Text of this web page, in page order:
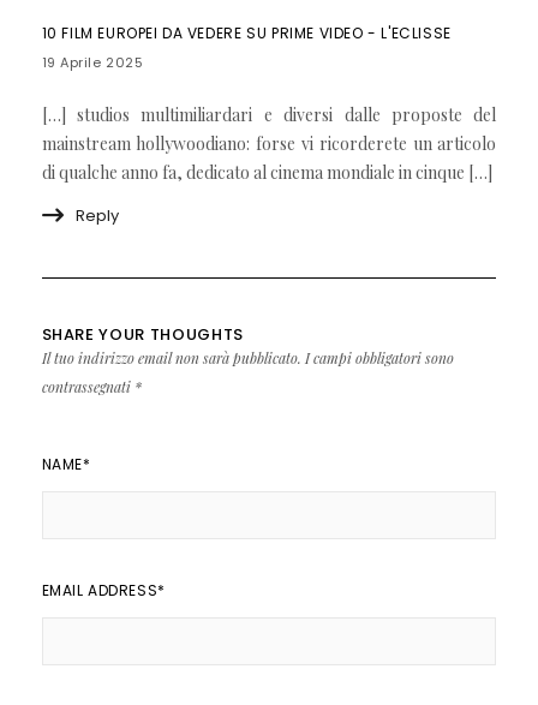
10 FILM EUROPEI DA VEDERE SU PRIME VIDEO - L'ECLISSE
19 Aprile 2025
[…] studios multimiliardari e diversi dalle proposte del
mainstream hollywoodiano: forse vi ricorderete un articolo
di qualche anno fa, dedicato al cinema mondiale in cinque […]
Reply
SHARE YOUR THOUGHTS
Il tuo indirizzo email non sarà pubblicato. I campi obbligatori sono
contrassegnati *
NAME*
EMAIL ADDRESS*